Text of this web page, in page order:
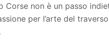
Corse non è un passo
per l’arte del